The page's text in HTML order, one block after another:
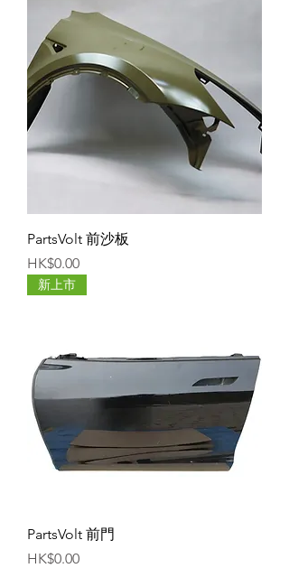
PartsVolt 前沙板
價格
HK$0.00
新上市
PartsVolt 前門
價格
HK$0.00